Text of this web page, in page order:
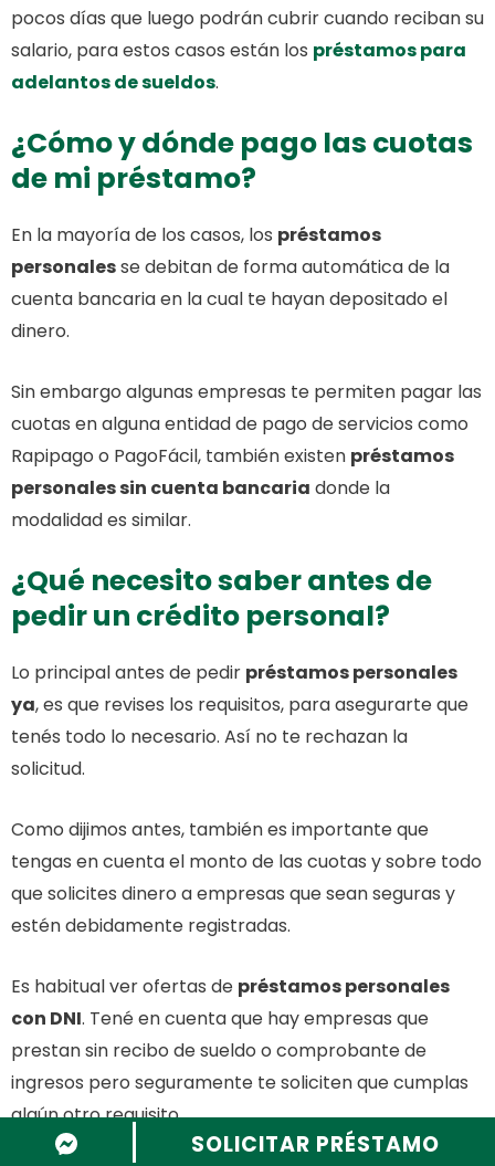
pocos días que luego podrán cubrir cuando reciban su
salario, para estos casos están los préstamos para
adelantos de sueldos.
¿Cómo y dónde pago las cuotas
de mi préstamo?
En la mayoría de los casos, los préstamos
personalesse debitan de forma automática de la
cuenta bancaria en la cual te hayan depositado el
dinero.
Sin embargo algunas empresas te permiten pagar las
cuotas en alguna entidad de pago de servicios como
Rapipago o PagoFácil, también existen préstamos
personales sin cuenta bancaria donde la
modalidad es similar.
¿Qué necesito saber antes de
pedir un crédito personal?
Lo principal antes de pedir préstamos personales
ya, es que revises los requisitos, para asegurarte que
tenés todo lo necesario. Así no te rechazan la
solicitud.
Como dijimos antes, también es importante que
tengas en cuenta el monto de las cuotas y sobre todo
que solicites dinero a empresas que sean seguras y
estén debidamente registradas.
Es habitual ver ofertas de préstamos personales
con DNI. Tené en cuenta que hay empresas que
prestan sin recibo de sueldo o comprobante de
ingresos pero seguramente te soliciten que cumplas
algún otro requisito.
SOLICITAR PRÉSTAMO